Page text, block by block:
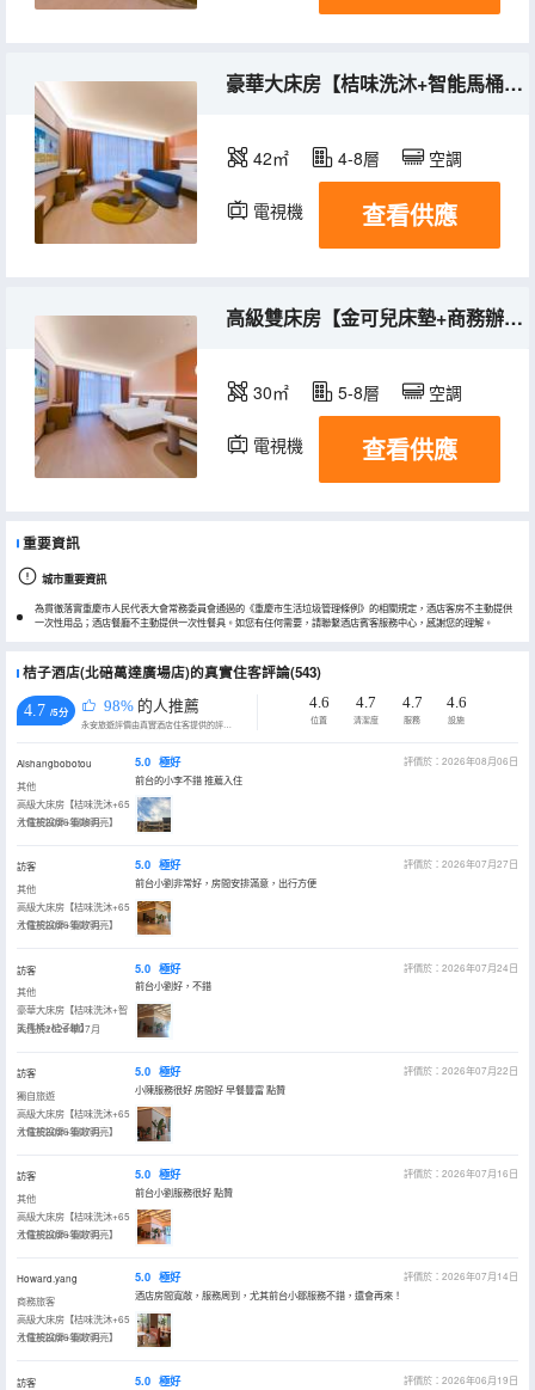
豪華大床房【桔味洗沐+智能馬桶+桔子糖】
42㎡ 4-8層 空調
電視機 冰箱
查看供應
高級雙床房【金可兒床墊+商務辦公桌】
30㎡ 5-8層 空調
電視機 冰箱
查看供應
重要資訊
城市重要資訊
為貫徹落實重慶市人民代表大會常務委員會通過的《重慶市生活垃圾管理條例》的相關規定，酒店客房不主動提供
一次性用品；酒店餐廳不主動提供一次性餐具。如您有任何需要，請聯繫酒店賓客服務中心，感謝您的理解。
桔子酒店(北碚萬達廣場店)的真實住客評論(543)
4.7 /5分 98% 的人推薦
永安旅遊評價由真實酒店住客提供的評價。
4.6
位置
4.7
清潔度
4.7
服務
4.6
設施
Aishangbobotou
其他
高級大床房【桔味洗沐+65
寸電視投屏+寬敞明亮】
入住於2026年08月
5.0 極好
評價於：2026年08月06日
前台的小李不錯 推薦入住
訪客
其他
高級大床房【桔味洗沐+65
寸電視投屏+寬敞明亮】
入住於2026年07月
5.0 極好
評價於：2026年07月27日
前台小劉非常好，房間安排滿意，出行方便
訪客
其他
豪華大床房【桔味洗沐+智
能馬桶+桔子糖】
入住於2026年07月
5.0 極好
評價於：2026年07月24日
前台小劉好，不錯
訪客
獨自旅遊
高級大床房【桔味洗沐+65
寸電視投屏+寬敞明亮】
入住於2026年07月
5.0 極好
評價於：2026年07月22日
小陳服務很好 房間好 早餐豐富 點贊
訪客
其他
高級大床房【桔味洗沐+65
寸電視投屏+寬敞明亮】
入住於2026年07月
5.0 極好
評價於：2026年07月16日
前台小劉服務很好 點贊
Howard.yang
商務旅客
高級大床房【桔味洗沐+65
寸電視投屏+寬敞明亮】
入住於2026年07月
5.0 極好
評價於：2026年07月14日
酒店房間寬敞，服務周到，尤其前台小鄒服務不錯，還會再來！
訪客
5.0 極好
評價於：2026年06月19日